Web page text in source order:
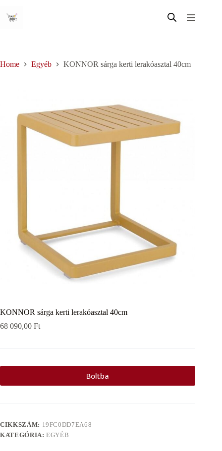
content
Home Egyéb KONNOR sárga kerti lerakóasztal 40cm
KONNOR sárga kerti lerakóasztal 40cm
68 090,00 Ft
Boltba
CIKKSZÁM: 19FC0DD7EA68
KATEGÓRIA:EGYÉB